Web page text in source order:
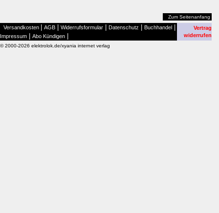
Zum Seitenanfang
Versandkosten AGB Widerrufsformular Datenschutz Buchhandel
Impressum Abo Kündigen
Vertrag
widerrufen
© 2000-2026 elektrolok.de/xyania internet verlag